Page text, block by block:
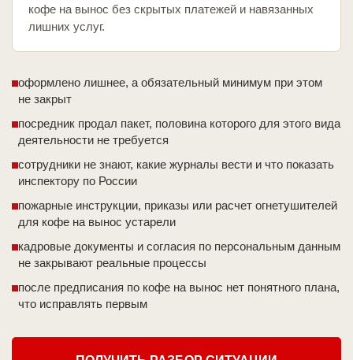
кофе на вынос без скрытых платежей и навязанных
лишних услуг.
оформлено лишнее, а обязательный минимум при этом
не закрыт
посредник продал пакет, половина которого для этого вида
деятельности не требуется
сотрудники не знают, какие журналы вести и что показать
инспектору по России
пожарные инструкции, приказы или расчет огнетушителей
для кофе на вынос устарели
кадровые документы и согласия по персональным данным
не закрывают реальные процессы
после предписания по кофе на вынос нет понятного плана,
что исправлять первым